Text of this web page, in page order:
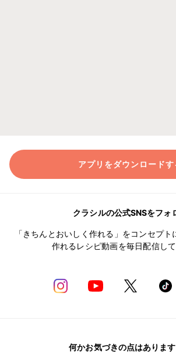
アプリをダウンロードす
クラシルの公式SNSをフォ
「きちんとおいしく作れる」をコンセプト
作れるレシピ動画を毎日配信して
何かお気づきの点はありま